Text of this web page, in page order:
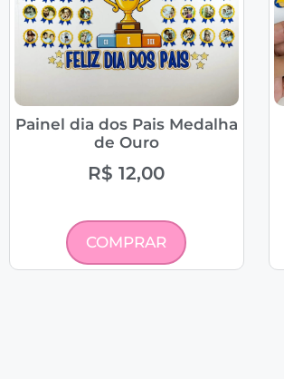
Painel dia dos Pais Medalha
de Ouro
R$ 12,00
COMPRAR